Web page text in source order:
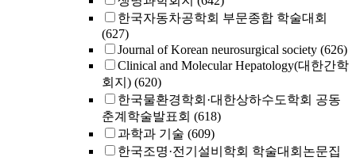
한국자동차공학회 부문종합 학술대회
(627)
Journal of Korean neurosurgical society (626)
Clinical and Molecular Hepatology(대한간학
회지) (620)
한국물환경학회·대한상하수도학회 공동
춘계학술발표회 (618)
과학과 기술 (609)
한국조명·전기설비학회 학술대회논문집